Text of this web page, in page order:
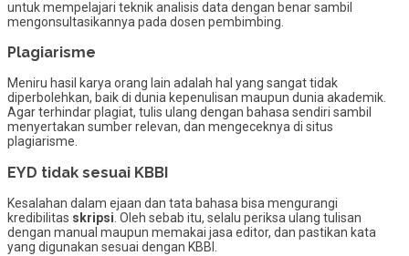
untuk mempelajari teknik analisis data dengan benar sambil
mengonsultasikannya pada dosen pembimbing.
Plagiarisme
Meniru hasil karya orang lain adalah hal yang sangat tidak
diperbolehkan, baik di dunia kepenulisan maupun dunia akademik.
Agar terhindar plagiat, tulis ulang dengan bahasa sendiri sambil
menyertakan sumber relevan, dan mengeceknya di situs
plagiarisme.
EYD tidak sesuai KBBI
Kesalahan dalam ejaan dan tata bahasa bisa mengurangi
kredibilitas skripsi . Oleh sebab itu, selalu periksa ulang tulisan
dengan manual maupun memakai jasa editor, dan pastikan kata
yang digunakan sesuai dengan KBBI.